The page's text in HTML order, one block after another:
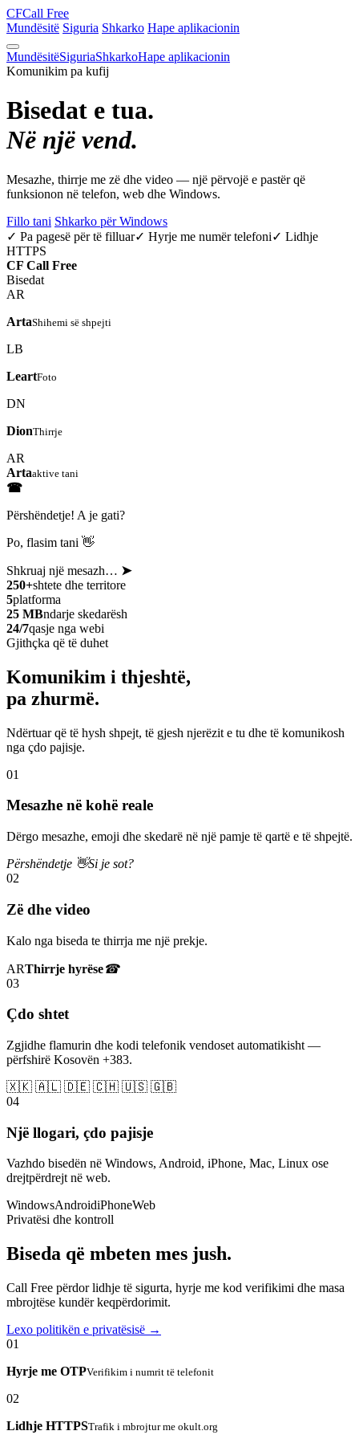
CFCall Free
Mundësitë Siguria Shkarko Hape aplikacionin
MundësitëSiguriaShkarkoHape aplikacionin
Komunikim pa kufij
Bisedat e tua.
Në një vend.
Mesazhe, thirrje me zë dhe video — një përvojë e pastër që
funksionon në telefon, web dhe Windows.
Fillo tani Shkarko për Windows
✓ Pa pagesë për të filluar✓ Hyrje me numër telefoni✓ Lidhje
HTTPS
CF Call Free
Bisedat
AR
ArtaShihemi së shpejti
LB
LeartFoto
DN
DionThirrje
AR
Artaaktive tani
☎
Përshëndetje! A je gati?
Po, flasim tani 👋
Shkruaj një mesazh… ➤
250+shtete dhe territore
5platforma
25 MBndarje skedarësh
24/7qasje nga webi
Gjithçka që të duhet
Komunikim i thjeshtë,
pa zhurmë.
Ndërtuar që të hysh shpejt, të gjesh njerëzit e tu dhe të komunikosh
nga çdo pajisje.
01
Mesazhe në kohë reale
Dërgo mesazhe, emoji dhe skedarë në një pamje të qartë e të shpejtë.
Përshëndetje 👋Si je sot?
02
Zë dhe video
Kalo nga biseda te thirrja me një prekje.
ARThirrje hyrëse☎
03
Çdo shtet
Zgjidhe flamurin dhe kodi telefonik vendoset automatikisht —
përfshirë Kosovën +383.
🇽🇰 🇦🇱 🇩🇪 🇨🇭 🇺🇸 🇬🇧
04
Një llogari, çdo pajisje
Vazhdo bisedën në Windows, Android, iPhone, Mac, Linux ose
drejtpërdrejt në web.
WindowsAndroidiPhoneWeb
Privatësi dhe kontroll
Biseda që mbeten mes jush.
Call Free përdor lidhje të sigurta, hyrje me kod verifikimi dhe masa
mbrojtëse kundër keqpërdorimit.
Lexo politikën e privatësisë →
01
Hyrje me OTPVerifikim i numrit të telefonit
02
Lidhje HTTPSTrafik i mbrojtur me okult.org